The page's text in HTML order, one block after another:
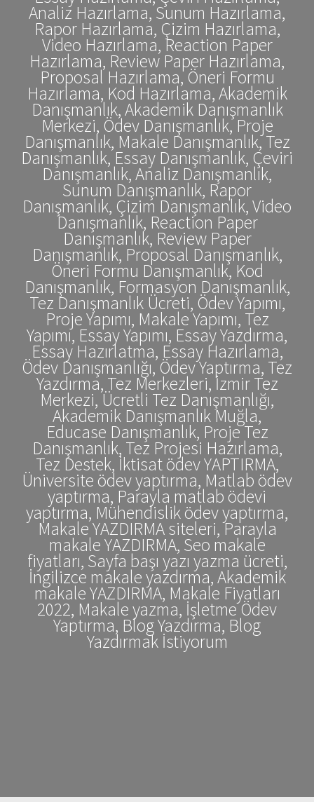
Analiz Hazırlama, Sunum Hazırlama,
Rapor Hazırlama, Çizim Hazırlama,
Video Hazırlama, Reaction Paper
Hazırlama, Review Paper Hazırlama,
Proposal Hazırlama, Öneri Formu
Hazırlama, Kod Hazırlama, Akademik
Danışmanlık, Akademik Danışmanlık
Merkezi, Ödev Danışmanlık, Proje
Danışmanlık, Makale Danışmanlık, Tez
Danışmanlık, Essay Danışmanlık, Çeviri
Danışmanlık, Analiz Danışmanlık,
Sunum Danışmanlık, Rapor
Danışmanlık, Çizim Danışmanlık, Video
Danışmanlık, Reaction Paper
Danışmanlık, Review Paper
Danışmanlık, Proposal Danışmanlık,
Öneri Formu Danışmanlık, Kod
Danışmanlık, Formasyon Danışmanlık,
Tez Danışmanlık Ücreti, Ödev Yapımı,
Proje Yapımı, Makale Yapımı, Tez
Yapımı, Essay Yapımı, Essay Yazdırma,
Essay Hazırlatma, Essay Hazırlama,
Ödev Danışmanlığı, Ödev Yaptırma, Tez
Yazdırma, Tez Merkezleri, İzmir Tez
Merkezi, Ücretli Tez Danışmanlığı,
Akademik Danışmanlık Muğla,
Educase Danışmanlık, Proje Tez
Danışmanlık, Tez Projesi Hazırlama,
Tez Destek, İktisat ödev YAPTIRMA,
Üniversite ödev yaptırma, Matlab ödev
yaptırma, Parayla matlab ödevi
yaptırma, Mühendislik ödev yaptırma,
Makale YAZDIRMA siteleri, Parayla
makale YAZDIRMA, Seo makale
fiyatları, Sayfa başı yazı yazma ücreti,
İngilizce makale yazdırma, Akademik
makale YAZDIRMA, Makale Fiyatları
2022, Makale yazma, İşletme Ödev
Yaptırma, Blog Yazdırma, Blog
Yazdırmak İstiyorum